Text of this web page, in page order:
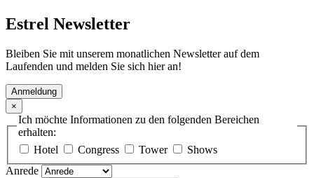
Estrel Newsletter
Bleiben Sie mit unserem monatlichen Newsletter auf dem
Laufenden und melden Sie sich hier an!
Anmeldung
×
Ich möchte Informationen zu den folgenden Bereichen
erhalten:
Hotel
Congress Tower
Shows
Anrede